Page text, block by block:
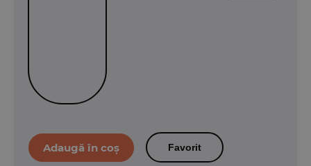
Favorit